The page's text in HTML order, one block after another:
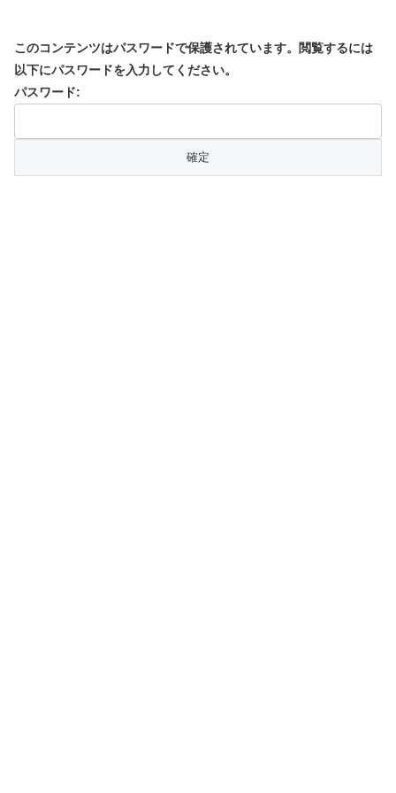
このコンテンツはパスワードで保護されています。閲覧するには
以下にパスワードを入力してください。
パスワード: